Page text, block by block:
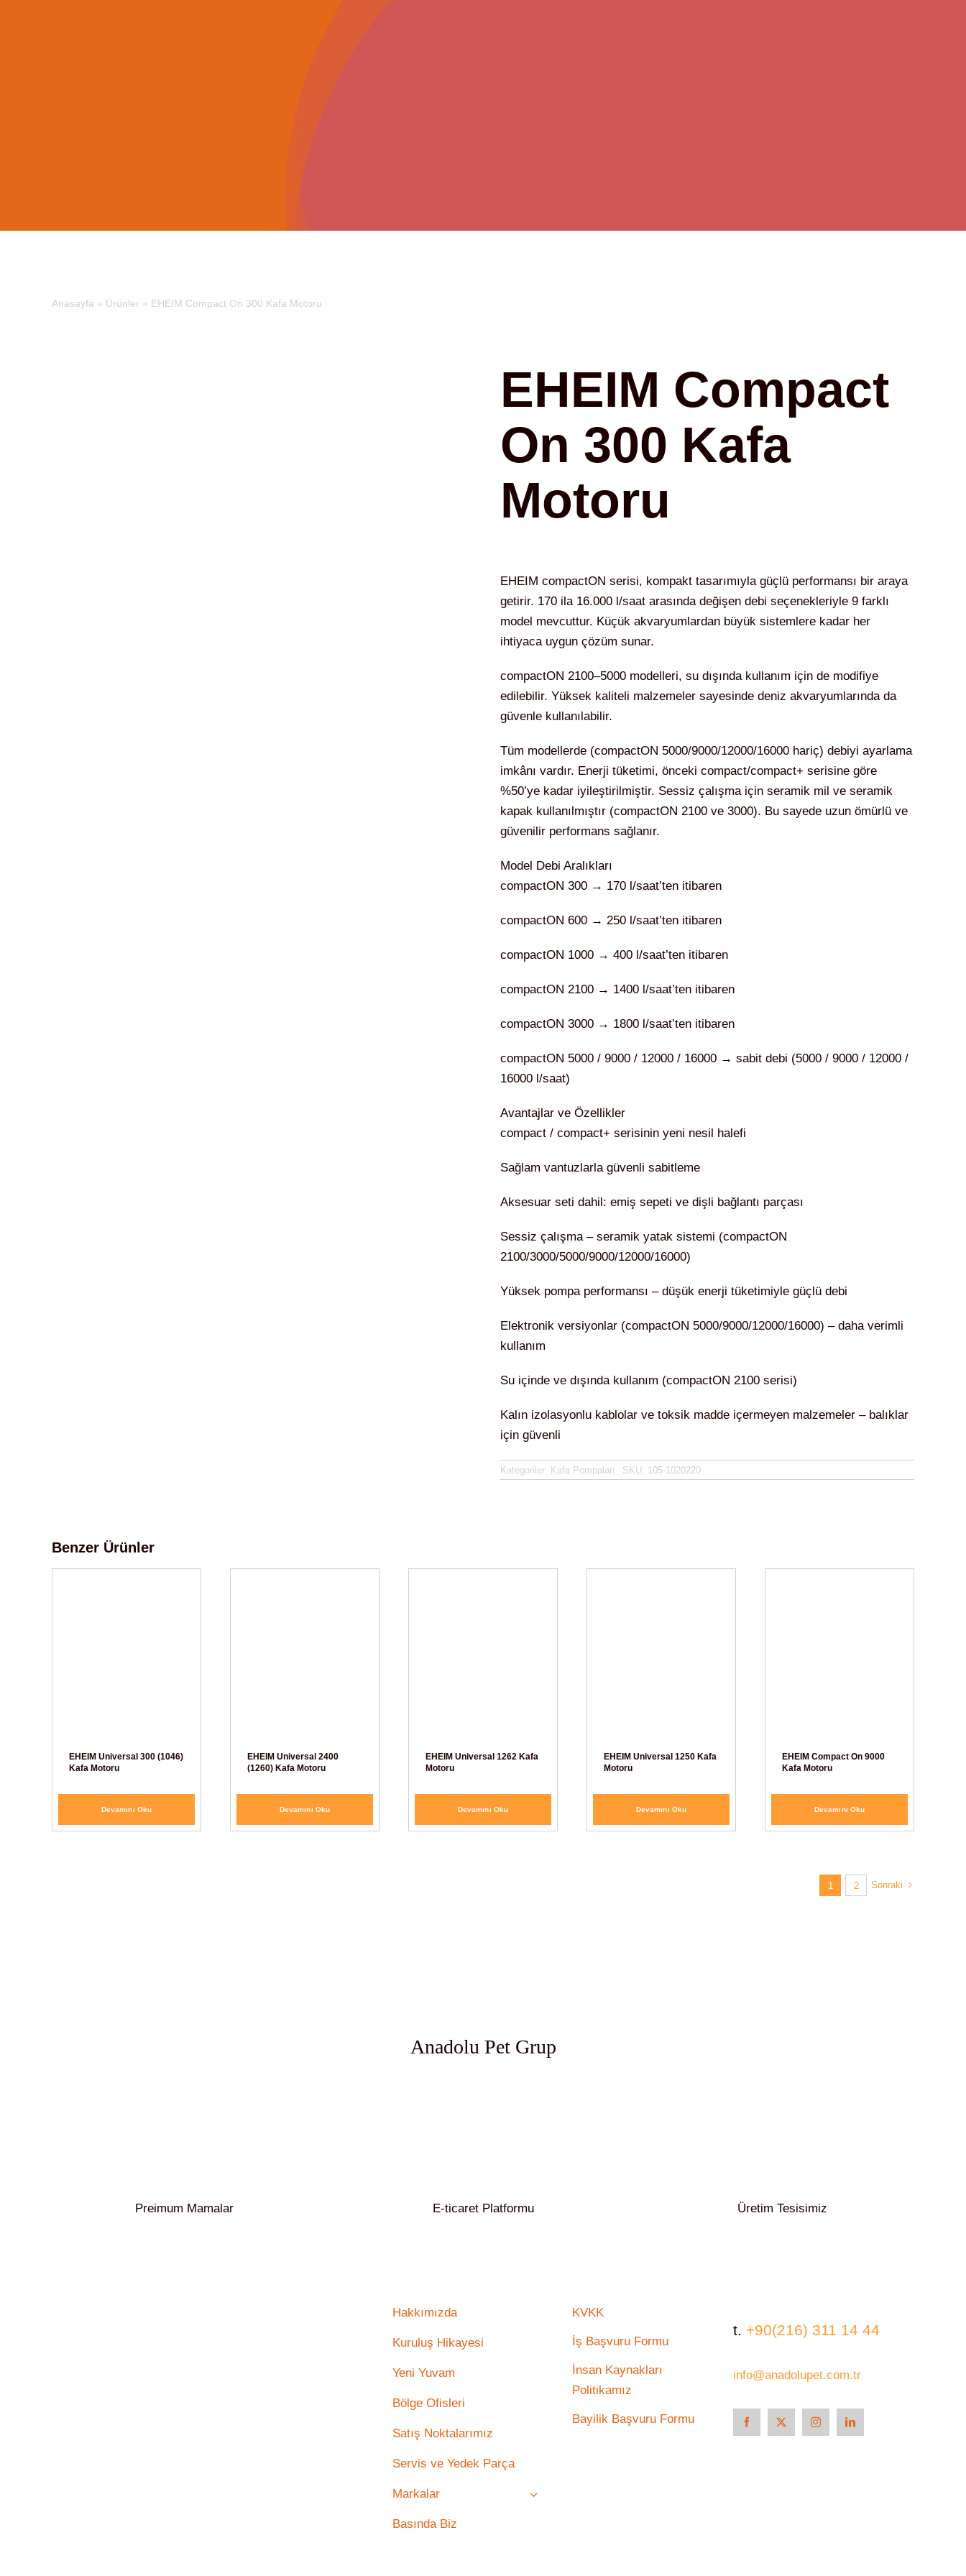
Anasayfa » Ürünler » EHEIM Compact On 300 Kafa Motoru
EHEIM Compact
On 300 Kafa
Motoru
EHEIM compactON serisi, kompakt tasarımıyla güçlü performansı bir araya
getirir. 170 ila 16.000 l/saat arasında değişen debi seçenekleriyle 9 farklı
model mevcuttur. Küçük akvaryumlardan büyük sistemlere kadar her
ihtiyaca uygun çözüm sunar.
compactON 2100–5000 modelleri, su dışında kullanım için de modifiye
edilebilir. Yüksek kaliteli malzemeler sayesinde deniz akvaryumlarında da
güvenle kullanılabilir.
Tüm modellerde (compactON 5000/9000/12000/16000 hariç) debiyi ayarlama
imkânı vardır. Enerji tüketimi, önceki compact/compact+ serisine göre
%50’ye kadar iyileştirilmiştir. Sessiz çalışma için seramik mil ve seramik
kapak kullanılmıştır (compactON 2100 ve 3000). Bu sayede uzun ömürlü ve
güvenilir performans sağlanır.
Model Debi Aralıkları
compactON 300 → 170 l/saat’ten itibaren
compactON 600 → 250 l/saat’ten itibaren
compactON 1000 → 400 l/saat’ten itibaren
compactON 2100 → 1400 l/saat’ten itibaren
compactON 3000 → 1800 l/saat’ten itibaren
compactON 5000 / 9000 / 12000 / 16000 → sabit debi (5000 / 9000 / 12000 /
16000 l/saat)
Avantajlar ve Özellikler
compact / compact+ serisinin yeni nesil halefi
Sağlam vantuzlarla güvenli sabitleme
Aksesuar seti dahil: emiş sepeti ve dişli bağlantı parçası
Sessiz çalışma – seramik yatak sistemi (compactON
2100/3000/5000/9000/12000/16000)
Yüksek pompa performansı – düşük enerji tüketimiyle güçlü debi
Elektronik versiyonlar (compactON 5000/9000/12000/16000) – daha verimli
kullanım
Su içinde ve dışında kullanım (compactON 2100 serisi)
Kalın izolasyonlu kablolar ve toksik madde içermeyen malzemeler – balıklar
için güvenli
Kategoriler: Kafa Pompaları SKU: 105-1020220
Benzer Ürünler
EHEIM Universal 300 (1046)
Kafa Motoru
Devamını Oku
EHEIM Universal 2400
(1260) Kafa Motoru
Devamını Oku
EHEIM Universal 1262 Kafa
Motoru
Devamını Oku
EHEIM Universal 1250 Kafa
Motoru
Devamını Oku
EHEIM Compact On 9000
Kafa Motoru
Devamını Oku
1 2 Sonraki
Anadolu Pet Grup
Preimum Mamalar E-ticaret Platformu Üretim Tesisimiz
Hakkımızda
Kuruluş Hikayesi
Yeni Yuvam
Bölge Ofisleri
Satış Noktalarımız
Servis ve Yedek Parça
Markalar
Basında Biz
KVKK
İş Başvuru Formu
İnsan Kaynakları
Politikamız
Bayilik Başvuru Formu
t. +90(216) 311 14 44
info@anadolupet.com.tr